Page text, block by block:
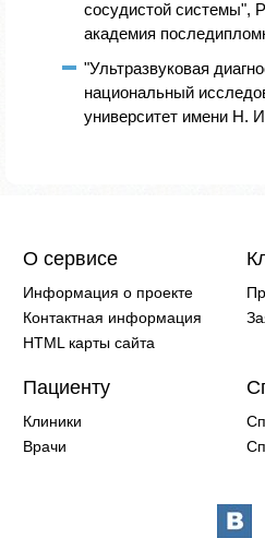
сосудистой системы",
академия
"Ультразвуковая
национальный
университет имени Н.
О сервисе
Информация о проекте
Контактная информация
HTML карты сайта
Пациенту
Клиники
Врачи